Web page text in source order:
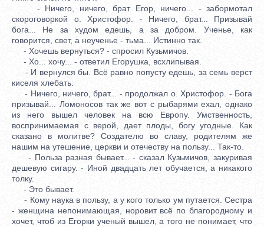
- Ничего, ничего, брат Егор, ничего... - забормотал
скороговоркой о. Христофор. - Ничего, брат... Призывай
бога... Не за худом едешь, а за добром. Ученье, как
говорится, свет, а неученье - тьма... Истинно так.
- Хочешь вернуться? - спросил Кузьмичов.
- Хо... хочу... - ответил Егорушка, всхлипывая.
- И вернулся бы. Всё равно попусту едешь, за семь верст
киселя хлебать.
- Ничего, ничего, брат... - продолжал о. Христофор. - Бога
призывай... Ломоносов так же вот с рыбарями ехал, однако
из него вышел человек на всю Европу. Умственность,
воспринимаемая с верой, дает плоды, богу угодные. Как
сказано в молитве? Создателю во славу, родителям же
нашим на утешение, церкви и отечеству на пользу... Так-то.
- Польза разная бывает... - сказал Кузьмичов, закуривая
дешевую сигару. - Иной двадцать лет обучается, а никакого
толку.
- Это бывает.
- Кому наука в пользу, а у кого только ум путается. Сестра
- женщина непонимающая, норовит всё по благородному и
хочет, чтоб из Егорки ученый вышел, а того не понимает, что